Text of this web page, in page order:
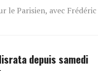
le Parisien, avec Frédéric
depuis samedi